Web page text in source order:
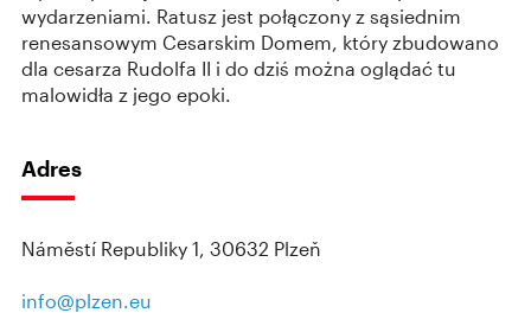
wydarzeniami. Ratusz jest połączony z sąsiednim
renesansowym Cesarskim Domem, który zbudowano
dla cesarza Rudolfa II i do dziś można oglądać tu
malowidła z jego epoki.
Adres
Náměstí Republiky 1, 30632 Plzeň
info@plzen.eu